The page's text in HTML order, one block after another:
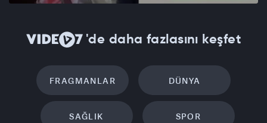
'de daha fazlasını keşfet
FRAGMANLAR DÜNYA
SAĞLIK SPOR